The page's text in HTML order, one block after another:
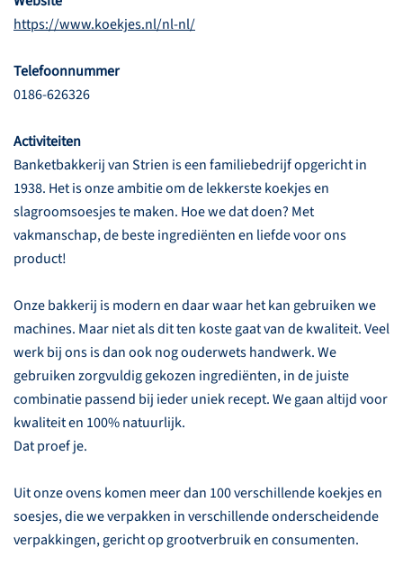
https://www.koekjes.nl/nl-nl/
Telefoonnummer
0186-626326
Activiteiten
Banketbakkerij van Strien is een familiebedrijf opgericht in
1938. Het is onze ambitie om de lekkerste koekjes en
slagroomsoesjes te maken. Hoe we dat doen? Met
vakmanschap, de beste ingrediënten en liefde voor ons
product!
Onze bakkerij is modern en daar waar het kan gebruiken we
machines. Maar niet als dit ten koste gaat van de kwaliteit. Veel
werk bij ons is dan ook nog ouderwets handwerk. We
gebruiken zorgvuldig gekozen ingrediënten, in de juiste
combinatie passend bij ieder uniek recept. We gaan altijd voor
kwaliteit en 100% natuurlijk.
Dat proef je.
Uit onze ovens komen meer dan 100 verschillende koekjes en
soesjes, die we verpakken in verschillende onderscheidende
verpakkingen, gericht op grootverbruik en consumenten.